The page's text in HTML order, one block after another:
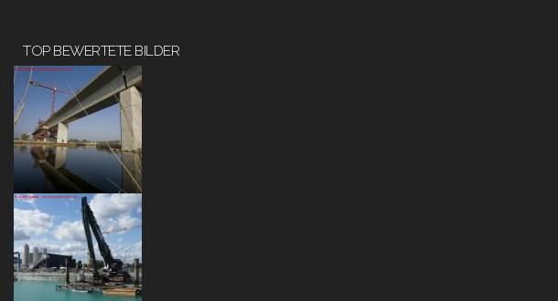
TOP BEWERTETE BILDER